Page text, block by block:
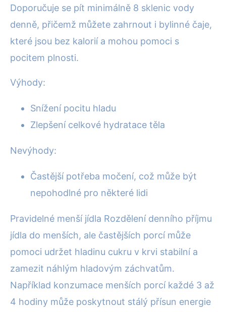
Doporučuje se pít minimálně 8 sklenic vody
denně, přičemž můžete zahrnout i bylinné čaje,
které jsou bez kalorií a mohou pomoci s
pocitem plnosti.
Výhody:
Snížení pocitu hladu
Zlepšení celkové hydratace těla
Nevýhody:
Častější potřeba močení, což může být
nepohodlné pro některé lidi
Pravidelné menší jídla Rozdělení denního příjmu
jídla do menších, ale častějších porcí může
pomoci udržet hladinu cukru v krvi stabilní a
zamezit náhlým hladovým záchvatům.
Například konzumace menších porcí každé 3 až
4 hodiny může poskytnout stálý přísun energie